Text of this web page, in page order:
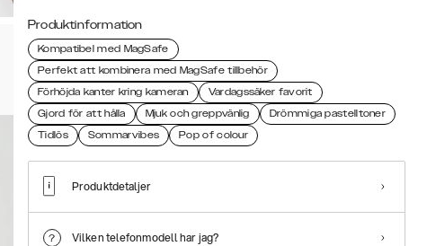
Produktinformation
Kompatibel med MagSafe
Perfekt att kombinera med MagSafe tillbehör
Förhöjda kanter kring kameran
Vardagssäker favorit
Gjord för att hålla
Mjuk och greppvänlig
Drömmiga pastelltoner
Tidlös
Sommarvibes Pop of colour
Produktdetaljer
Vilken telefonmodell har jag?